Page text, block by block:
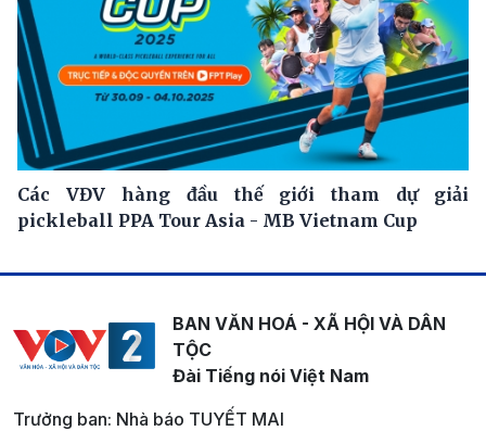
Các VĐV hàng đầu thế giới tham dự giải
pickleball PPA Tour Asia - MB Vietnam Cup
BAN VĂN HOÁ - XÃ HỘI VÀ DÂN
TỘC
Đài Tiếng nói Việt Nam
Trưởng ban: Nhà báo TUYẾT MAI